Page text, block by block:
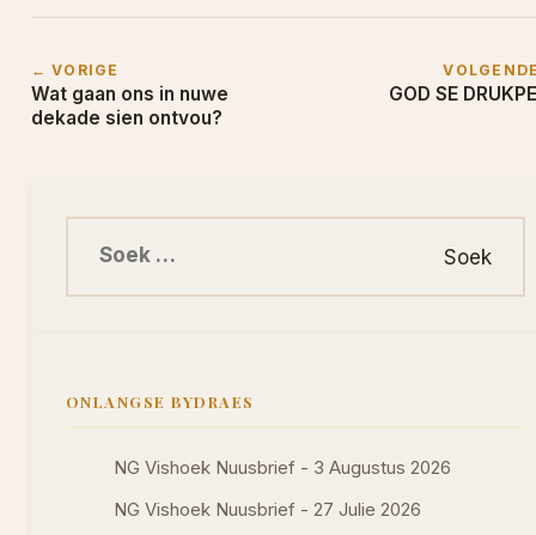
← VORIGE
Wat gaan ons in nuwe
dekade sien ontvou?
GOD SE
ONLANGSE BYDRAES
NG Vishoek Nuusbrief - 3 Augustus 2026
NG Vishoek Nuusbrief - 27 Julie 2026